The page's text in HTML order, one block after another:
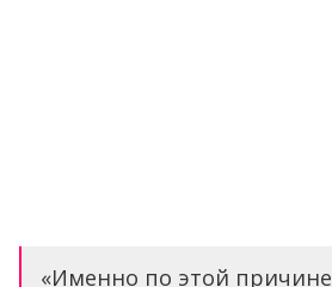
«Именно по этой причине